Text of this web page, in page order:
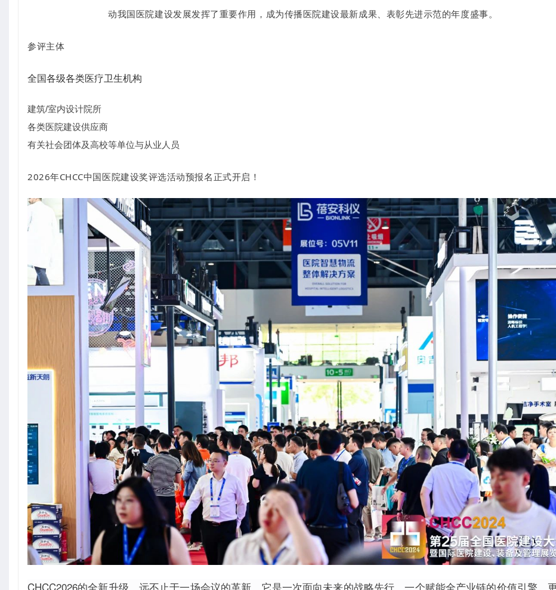
动我国医院建设发展发挥了重要作用，成为传播医院建设最新成果、表彰先进示范的年度盛事。
参评主体
全国各级各类医疗卫生机构
建筑/室内设计院所
各类医院建设供应商
有关社会团体及高校等单位与从业人员
2026年CHCC中国医院建设奖评选活动预报名正式开启！
CHCC2026的全新升级，远不止于一场会议的革新，它是一次面向未来的战略先行，一个赋能全产业链的价值引擎，